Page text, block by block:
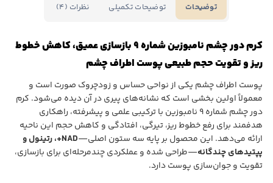
توضیحات توضیحات تکمیلی نظرات (4)
کرم دور چشم نامبوزین شماره ۹ بازسازی عمیق، کاهش خطوط
ریز و تقویت حجم طبیعی پوست اطراف چشم
پوست اطراف چشم یکی از نواحی حساس و زودچروک صورت است و
معمولاً اولین بخشی است که نشانه‌های پیری در آن دیده می‌شود. کرم
دور چشم شماره ۹ نامبوزین با ترکیبی علمی و پیشرفته، راهکاری
هدفمند برای رفع خطوط ریز، تیرگی، افتادگی و کاهش حجم این ناحیه
ارائه می‌دهد. این محصول بر پایه سه ستون اصلی—
NAD+، رتینول و
پپتیدهای چندگانه—طراحی شده و عملکردی چندمرحله‌ای برای بازسازی،
تقویت و جوان‌سازی پوست دارد.